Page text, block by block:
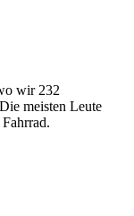
wir 232
meisten Leute